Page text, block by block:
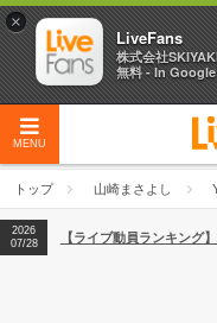
MENU
トップ 山崎まさよし
04/27
【フェス特集2026】フェ
2026
07/28
2026
【フェス特集2026】フェ
2026
07/28
【ライブ動員ランキング
×
LiveFans
株式会社
無料 - In